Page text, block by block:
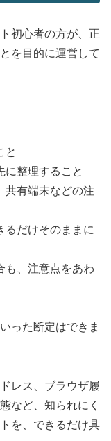
初心者の方が、正
を目的に運営して
と
に整理すること
共有端末などの注
るだけそのままに
も、注意点をあわ
った断定はできま
レス、ブラウザ履
など、知られにく
を、できるだけ具